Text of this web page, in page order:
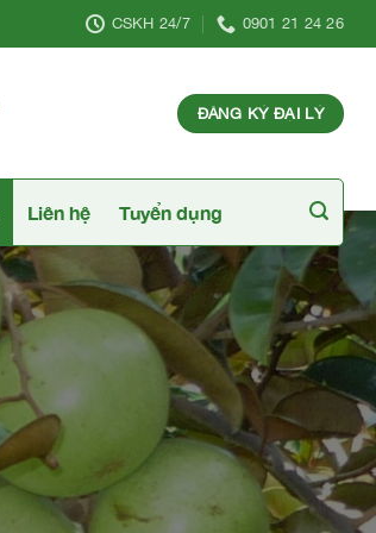
CSKH 24/7 0901 21 24 26
ĐĂNG KÝ ĐẠI LÝ
Liên hệ Tuyển dụng